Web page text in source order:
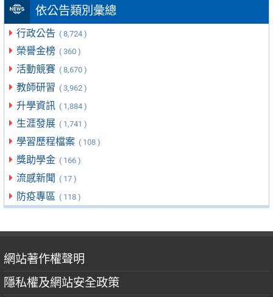
依公告類別彙總
行政公告 ( 8,724 )
榮譽金榜 ( 360 )
活動競賽 ( 8,670 )
教師研習 ( 3,962 )
升學資訊 ( 1,884 )
生涯發展 ( 1,741 )
學習歷程檔案 ( 108 )
獎助學金 ( 166 )
流感新聞 ( 17 )
防疫專區 ( 118 )
網站著作權聲明
隱私權及網站安全政策